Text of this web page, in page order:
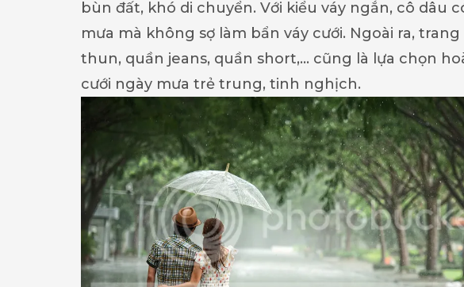
bùn đất, khó di chuyển. Với kiểu váy ngắn, cô dâu
mưa mà không sợ làm bẩn váy cưới. Ngoài ra,
thun, quần jeans, quần short,… cũng là lựa chọn
cưới ngày mưa trẻ trung, tinh nghịch.